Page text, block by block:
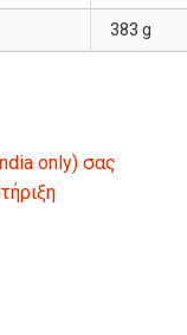
383 g
only) σας